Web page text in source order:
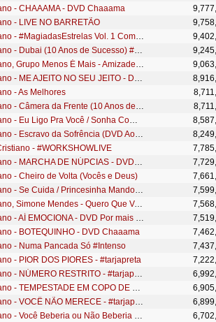
- CHAAAMA - DVD Chaaama
- LIVE NO BARRETÃO
Zé Neto e Cristiano - #MagiadasEstrelas Vol. 1 Completo (10 anos de Sucesso)
Zé Neto e Cristiano - Dubai (10 Anos de Sucesso) #MagiaDasEstrelas
Zé Neto e Cristiano, Grupo Menos É Mais - Amizade Com Ex #Intenso
Zé Neto e Cristiano - ME AJEITO NO SEU JEITO - DVD Um Novo Sonho
- As Melhores
Zé Neto e Cristiano - Câmera da Frente (10 Anos de Sucesso) #MagiaDasEstrelas
Zé Neto e Cristiano - Eu Ligo Pra Você / Sonha Comigo (10 Anos de Sucesso) #MagiaDasEstrelas
Zé Neto e Cristiano - Escravo da Sofrência (DVD Ao vivo em São José do Rio Preto)
- #WORKSHOWLIVE
Zé Neto e Cristiano - MARCHA DE NÚPCIAS - DVD Chaaama
- Cheiro de Volta (Vocês e Deus)
Zé Neto e Cristiano - Se Cuida / Princesinha Mandona (10 Anos de Sucesso) #MagiaDasEstrelas
Zé Neto e Cristiano, Simone Mendes - Quero Que Você Se... #Intenso
Zé Neto e Cristiano - AÍ EMOCIONA - DVD Por mais beijos ao vivo
- BOTEQUINHO - DVD Chaaama
- Numa Pancada Só #Intenso
- PIOR DOS PIORES - #tarjapreta
Zé Neto e Cristiano - NÚMERO RESTRITO - #tarjapreta
Zé Neto e Cristiano - TEMPESTADE EM COPO DE CERVEJA - DVD Por mais beijos ao vivo
Zé Neto e Cristiano - VOCÊ NÃO MERECE - #tarjapreta
Zé Neto e Cristiano - Você Beberia ou Não Beberia - #Escolhas